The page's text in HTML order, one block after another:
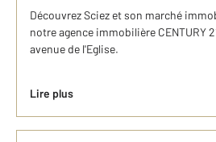
Découvrez Sciez et son marché
notre agence immobilière CENTURY
avenue de l'Eglise.
Lire plus